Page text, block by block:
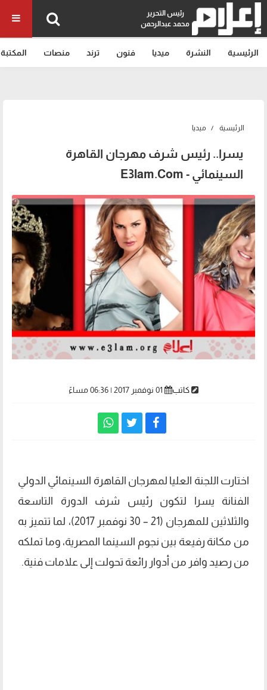
رئيس التحرير
محمد عبدالرحمن
الرئيسية النشرة ميديا فنون ترند منصات المكتبة
الرئيسية ميديا
يسرا.. رئيس شرف مهرجان القاهرة
السينمائي - E3lam.Com
كاتب
اختارت اللجنة العليا لمهرجان القاهرة السينمائي الدولي
الفنانة يسرا لتكون رئيس شرف الدورة التاسعة
والثلاثين للمهرجان (21 – 30 نوفمبر 2017)، لما تتميز به
من مكانة رفيعة بين نجوم السينما المصرية، وما تملكه
من رصيد وافر من أدوار رائعة تحولت إلى علامات فنية.